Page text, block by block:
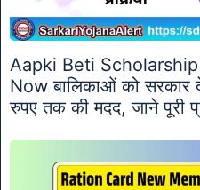
Aapki Beti
Now बालिकाओं को
रुपए तक की मदद, जाने पूरी